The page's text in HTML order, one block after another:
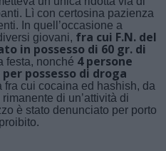
Lì con certosina pazienza
In quell’occasione a
giovani, fra cui F.N. del
in possesso di 60 gr. di
festa, nonché 4 persone
possesso di droga
cui cocaina ed hashish, da
di un’attività di
è stato denunciato per porto